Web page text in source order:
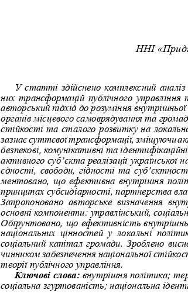
ННІ
У статті здійснено комплексний
них трансформацій публічного
авторський підхід до розуміння
органів місцевого самоврядування та
стійкості та сталого розвитку на
зазнає суттєвої трансформації, зміщуючи
безпекові, комунікативні та
активного суб’єкта реалізації
єдності, свободи, гідності та
ментовано, що ефективна внутрішня
принципах субсидіарності, партнерства
Запропоновано  авторське  визначення
основні компоненти: управлінський,
Обґрунтовано, що ефективність
національних  цінностей  у  локальні
соціальний капітал громади. Зроблено
чинником забезпечення національної
теорії публічного управління.
Ключові слова: внутрішня політика;
соціальна згуртованість; національна